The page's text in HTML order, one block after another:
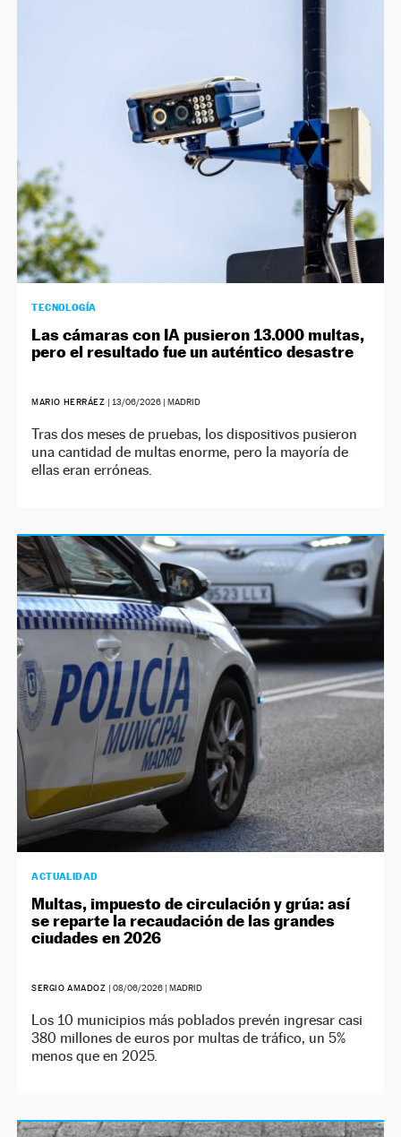
TECNOLOGÍA
Las cámaras con IA pusieron 13.000 multas,
pero el resultado fue un auténtico desastre
MARIO HERRÁEZ | 13/06/2026 | MADRID
Tras dos meses de pruebas, los dispositivos pusieron
una cantidad de multas enorme, pero la mayoría de
ellas eran erróneas.
ACTUALIDAD
Multas, impuesto de circulación y grúa: así
se reparte la recaudación de las grandes
ciudades en 2026
SERGIO AMADOZ |08/06/2026 | MADRID
Los 10 municipios más poblados prevén ingresar casi
380 millones de euros por multas de tráfico, un 5%
menos que en 2025.